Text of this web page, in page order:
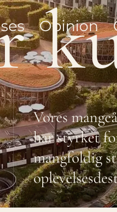
Opinion
k
Vores
har styrket
mangfoldig